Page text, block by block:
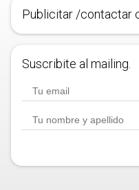
Publicitar /contactar
Suscribite al mailing.